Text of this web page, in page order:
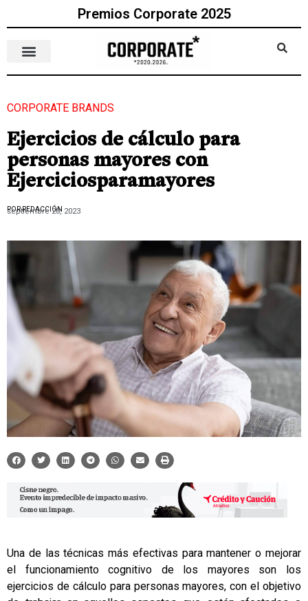
Premios Corporate 2025
CORPORATE BRANDS
Ejercicios de cálculo para
personas mayores con
Ejerciciosparamayores
POR REDACCIÓN
septiembre 20, 2023
Una de las técnicas más efectivas para mantener o mejorar
el funcionamiento cognitivo de los mayores son los
ejercicios de cálculo para personas mayores, con el objetivo